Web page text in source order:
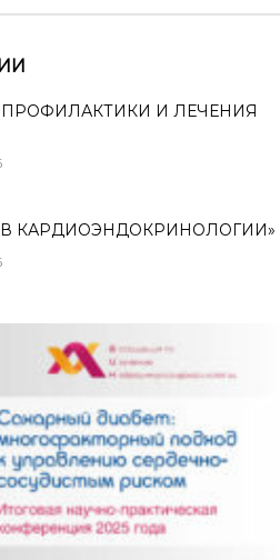
ПРОФИЛАКТИКИ И ЛЕЧЕНИЯ
В КАРДИОЭНДОКРИНОЛОГИИ»